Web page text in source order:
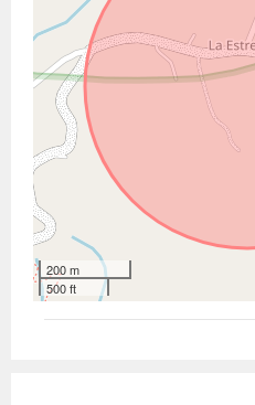
200 m
500 ft